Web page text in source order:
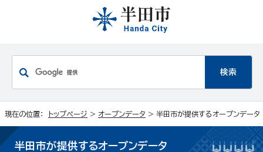
現在の位置： トップページ > オープンデータ > 半田市が提供するオープンデータ
半田市が提供するオープンデータ